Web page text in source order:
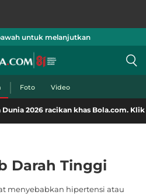
untuk melanjutkan
Foto Video
khas Bola.com. Klik di sini!
Darah Tinggi
menyebabkan hipertensi atau